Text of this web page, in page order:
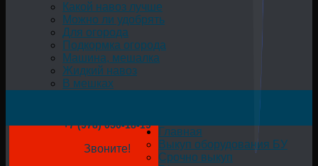
Какой навоз лучше
Можно ли удобрять
Для огорода
Подкормка огорода
Машина, мешалка
Жидкий навоз
В мешках
+7 (978) 050-18-19
Звоните!
Главная
Выкуп оборудования БУ
Срочно выкуп